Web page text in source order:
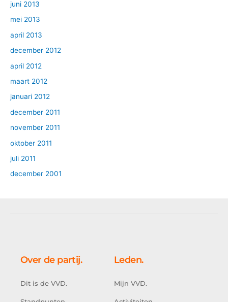
juni 2013
mei 2013
april 2013
december 2012
april 2012
maart 2012
januari 2012
december 2011
november 2011
oktober 2011
juli 2011
december 2001
Over de partij.
Dit is de VVD.
Leden.
Mijn VVD.